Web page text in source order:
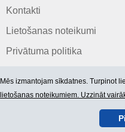
Kontakti
Lietošanas noteikumi
Privātuma politika
Mēs izmantojam sīkdatnes. Turpinot
lietošanas noteikumiem. Uzzināt